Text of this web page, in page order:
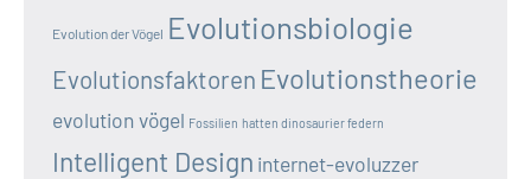
Evolution der Vögel Evolutionsbiologie
Evolutionsfaktoren Evolutionstheorie
evolution vögel Fossilien hatten dinosaurier federn
Intelligent Design internet-evoluzzer